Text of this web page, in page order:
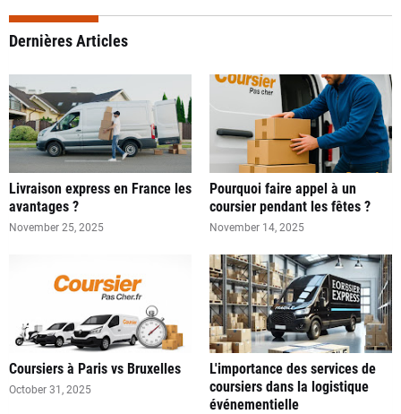
Dernières Articles
Livraison express en France les
avantages ?
November 25, 2025
Pourquoi faire appel à un
coursier pendant les fêtes ?
November 14, 2025
Coursiers à Paris vs Bruxelles
October 31, 2025
L'importance des services de
coursiers dans la logistique
événementielle